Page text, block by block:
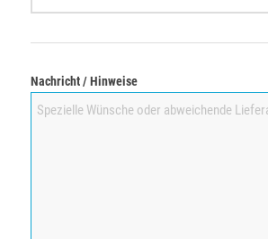
Nachricht / Hinweise